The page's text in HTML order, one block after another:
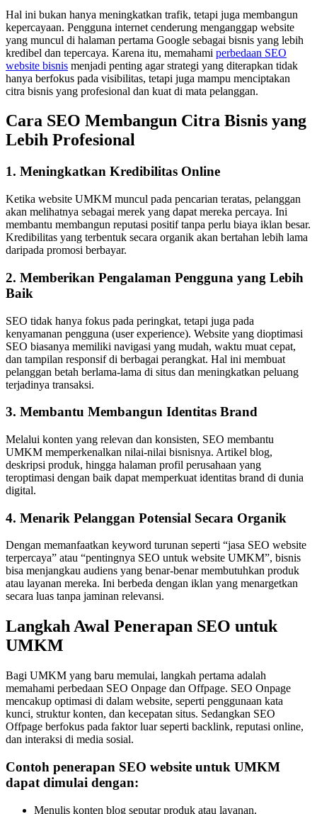
Hal ini bukan hanya meningkatkan trafik, tetapi juga membangun
kepercayaan. Pengguna internet cenderung menganggap website
yang muncul di halaman pertama Google sebagai bisnis yang lebih
kredibel dan tepercaya. Karena itu, memahami perbedaan SEO
website bisnis menjadi penting agar strategi yang diterapkan tidak
hanya berfokus pada visibilitas, tetapi juga mampu menciptakan
citra bisnis yang profesional dan kuat di mata pelanggan.
Cara SEO Membangun Citra Bisnis yang
Lebih Profesional
1. Meningkatkan Kredibilitas Online
Ketika website UMKM muncul pada pencarian teratas, pelanggan
akan melihatnya sebagai merek yang dapat mereka percaya. Ini
membantu membangun reputasi positif tanpa perlu biaya iklan besar.
Kredibilitas yang terbentuk secara organik akan bertahan lebih lama
daripada promosi berbayar.
2. Memberikan Pengalaman Pengguna yang Lebih
Baik
SEO tidak hanya fokus pada peringkat, tetapi juga pada
kenyamanan pengguna (user experience). Website yang dioptimasi
SEO biasanya memiliki navigasi yang mudah, waktu muat cepat,
dan tampilan responsif di berbagai perangkat. Hal ini membuat
pelanggan betah berlama-lama di situs dan meningkatkan peluang
terjadinya transaksi.
3. Membantu Membangun Identitas Brand
Melalui konten yang relevan dan konsisten, SEO membantu
UMKM memperkenalkan nilai-nilai bisnisnya. Artikel blog,
deskripsi produk, hingga halaman profil perusahaan yang
teroptimasi dengan baik dapat memperkuat identitas brand di dunia
digital.
4. Menarik Pelanggan Potensial Secara Organik
Dengan memanfaatkan keyword turunan seperti “jasa SEO website
terpercaya” atau “pentingnya SEO untuk website UMKM”, bisnis
bisa menjangkau audiens yang benar-benar membutuhkan produk
atau layanan mereka. Ini berbeda dengan iklan yang menargetkan
secara luas tanpa jaminan relevansi.
Langkah Awal Penerapan SEO untuk
UMKM
Bagi UMKM yang baru memulai, langkah pertama adalah
memahami perbedaan SEO Onpage dan Offpage. SEO Onpage
mencakup optimasi di dalam website, seperti penggunaan kata
kunci, struktur konten, dan kecepatan situs. Sedangkan SEO
Offpage berfokus pada faktor luar seperti backlink, reputasi online,
dan interaksi di media sosial.
Contoh penerapan SEO website untuk UMKM
dapat dimulai dengan:
Menulis konten blog seputar produk atau layanan.